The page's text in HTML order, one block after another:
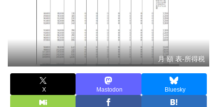
月 額 表-所得税
X Mastodon Bluesky